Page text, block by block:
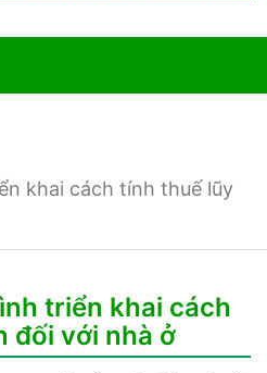
khai cách tính thuế lũy
triển khai cách
đối với nhà ở